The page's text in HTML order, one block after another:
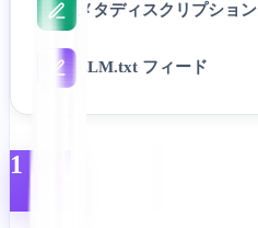
メタディスクリプション
LLM.txt フィード
1